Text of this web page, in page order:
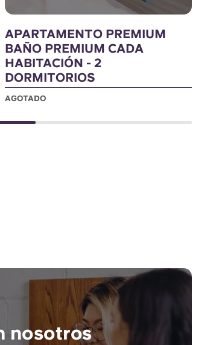
APARTAMENTO PREMIUM
BAÑO PREMIUM CADA
HABITACIÓN - 2
DORMITORIOS
AGOTADO
nosotros